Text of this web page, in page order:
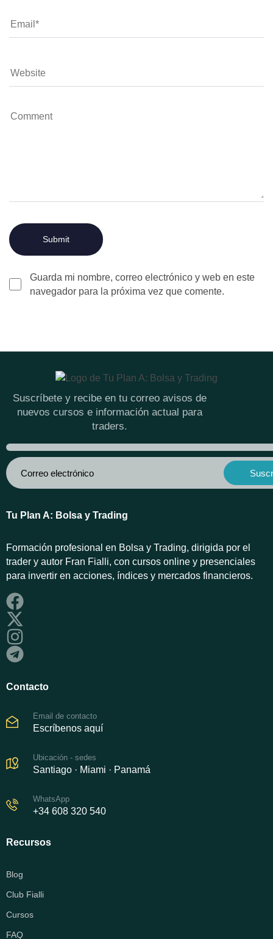
Guarda mi nombre, correo electrónico y web en este
navegador para la próxima vez que comente.
Suscríbete y recibe en tu correo avisos de
nuevos cursos e información actual para
traders.
Tu Plan A: Bolsa y Trading
Formación profesional en Bolsa y Trading, dirigida por el
trader y autor Fran Fialli, con cursos online y presenciales
para invertir en acciones, índices y mercados financieros.
Contacto
Email de contacto
Escríbenos aquí
Ubicación - sedes
Santiago · Miami · Panamá
WhatsApp
+34 608 320 540
Recursos
Blog
Club Fialli
Cursos
FAQ